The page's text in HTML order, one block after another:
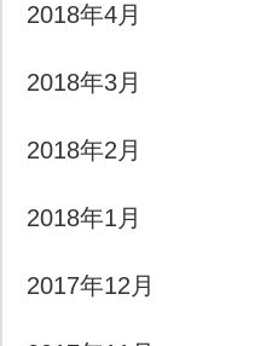
2018年4月
2018年3月
2018年2月
2018年1月
2017年12月